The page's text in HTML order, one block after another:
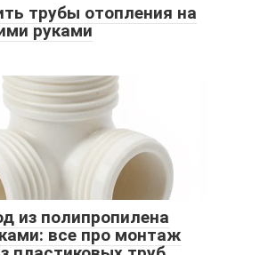
трубы отопления на
руками
из полипропилена
все про монтаж